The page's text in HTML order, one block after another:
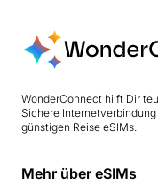
WonderConnect hilft Dir
Sichere
günstigen Reise eSIMs.
Mehr über eSIMs